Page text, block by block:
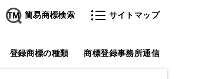
簡易商標検索 サイトマップ
登録商標の種類 商標登録事務所通信